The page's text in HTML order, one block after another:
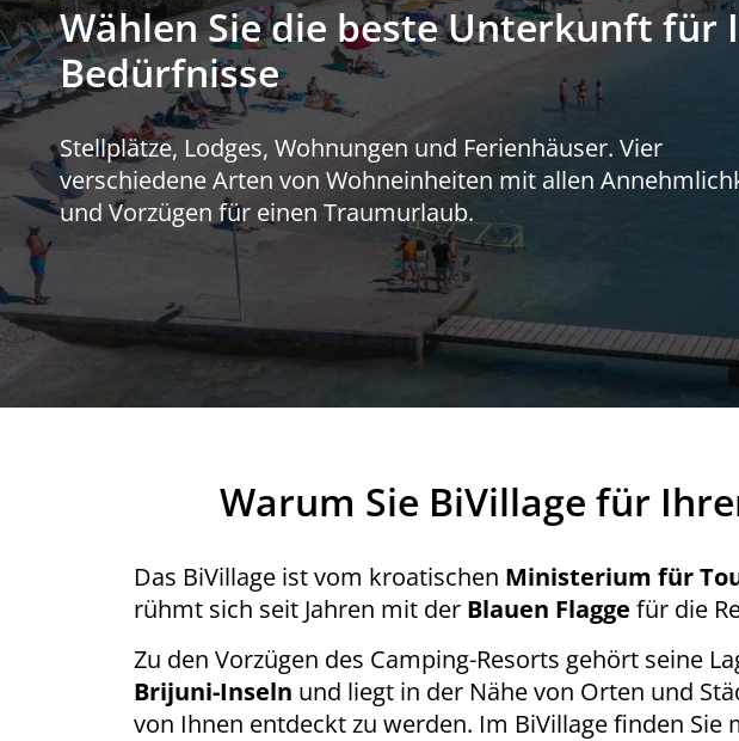
Wählen Sie die beste Unterkunft für
Bedürfnisse
Stellplätze, Lodges, Wohnungen und Ferienhäuser. Vier
verschiedene Arten von Wohneinheiten mit allen
und Vorzügen für einen Traumurlaub.
Warum Sie BiVillage für
Das BiVillage ist vom kroatischen Ministerium für
rühmt sich seit Jahren mit der Blauen Flagge für die
Zu den Vorzügen des Camping-Resorts gehört seine
Brijuni-Inseln und liegt in der Nähe von Orten und
von Ihnen entdeckt zu werden. Im BiVillage finden Sie